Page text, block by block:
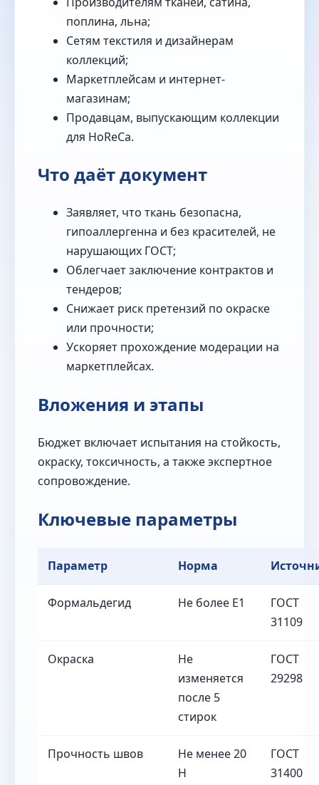
поплина, льна;
Сетям текстиля и дизайнерам
коллекций;
Маркетплейсам и интернет-
магазинам;
Продавцам, выпускающим коллекции
для HoReCa.
Что даёт документ
Заявляет, что ткань безопасна,
гипоаллергенна и без красителей, не
нарушающих ГОСТ;
Облегчает заключение контрактов и
тендеров;
Снижает риск претензий по окраске
или прочности;
Ускоряет прохождение модерации на
маркетплейсах.
Вложения и этапы
Бюджет включает испытания на стойкость,
окраску, токсичность, а также экспертное
сопровождение.
Ключевые параметры
Параметр Норма
Формальдегид Не более Е1
ГОСТ
31109
Окраска
Не
изменяется
после 5
стирок
ГОСТ
29298
Прочность швов
Не менее 20
Н
ГОСТ
31400